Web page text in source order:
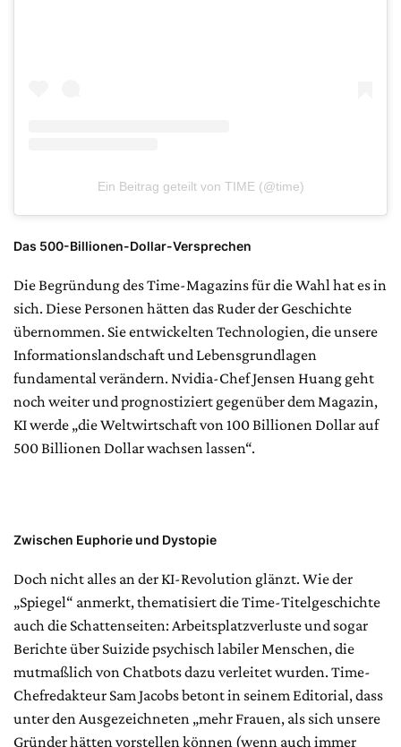
Ein Beitrag geteilt von TIME (@time)
Das 500-Billionen-Dollar-Versprechen
Die Begründung des Time-Magazins für die Wahl hat es in
sich. Diese Personen hätten das Ruder der Geschichte
übernommen. Sie entwickelten Technologien, die unsere
Informationslandschaft und Lebensgrundlagen
fundamental verändern. Nvidia-Chef Jensen Huang geht
noch weiter und prognostiziert gegenüber dem Magazin,
KI werde „die Weltwirtschaft von 100 Billionen Dollar auf
500 Billionen Dollar wachsen lassen“.
Zwischen Euphorie und Dystopie
Doch nicht alles an der KI-Revolution glänzt. Wie der
„Spiegel“ anmerkt, thematisiert die Time-Titelgeschichte
auch die Schattenseiten: Arbeitsplatzverluste und sogar
Berichte über Suizide psychisch labiler Menschen, die
mutmaßlich von Chatbots dazu verleitet wurden. Time-
Chefredakteur Sam Jacobs betont in seinem Editorial, dass
unter den Ausgezeichneten „mehr Frauen, als sich unsere
Gründer hätten vorstellen können (wenn auch immer